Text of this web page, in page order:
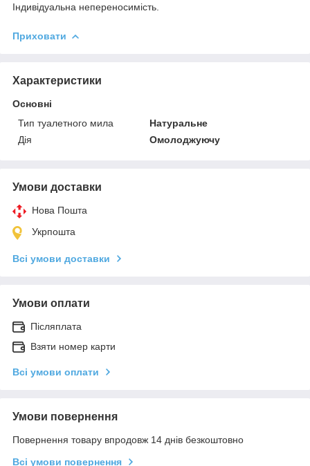
Індивідуальна непереносимість.
Приховати
Характеристики
Основні
Тип туалетного мила
Натуральне
Дія
Омолоджуючу
Умови доставки
Нова Пошта
Укрпошта
Всі умови доставки
Умови оплати
Післяплата
Взяти номер карти
Всі умови оплати
Умови повернення
Повернення товару впродовж 14 днів безкоштовно
Всі умови повернення